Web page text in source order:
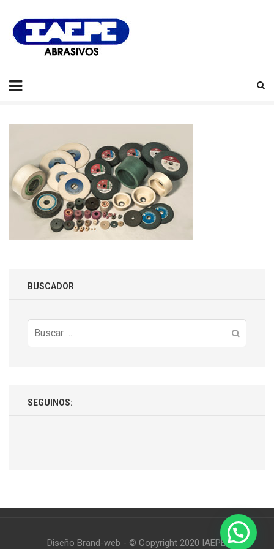
IAEPE
BUSCADOR
Buscar:
SEGUINOS:
Diseño Brand-web - © Copyright 2020 IAEPE.